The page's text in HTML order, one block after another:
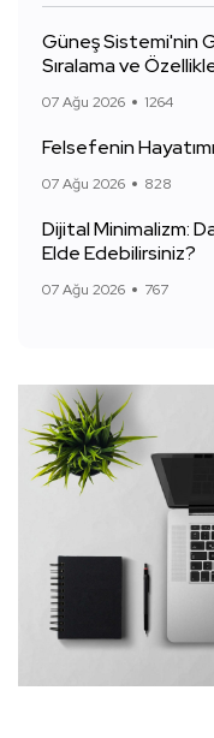
Güneş Sistemi'nin
Sıralama ve
07 Ağu 2026 1264
Felsefenin
07 Ağu 2026 828
Dijital Minimalizm:
Elde Edebilirsiniz?
07 Ağu 2026 767